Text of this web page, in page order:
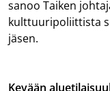
sanoo Taiken
kulttuuripoliittista
jäsen.
Kevään